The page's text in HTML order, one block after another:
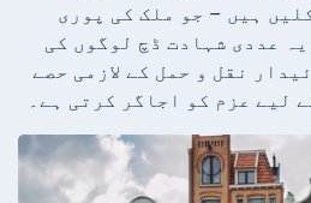
سائیکلیں ہیں – جو ملک کی پوری
عددی شہادت ڈچ لوگوں کی
نقل و حمل کے لازمی حصے
لیے عزم کو اجاگر کرتی ہے۔